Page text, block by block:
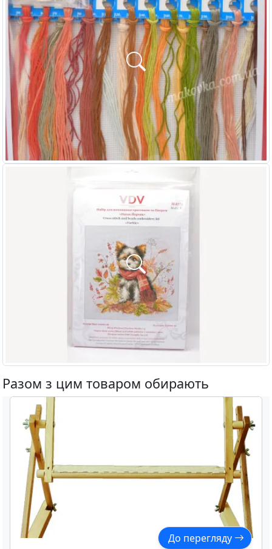
Разом з цим товаром обирають
До перегляду